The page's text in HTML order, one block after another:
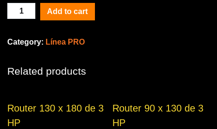
Router
60
90
3
Add to cart
Category: Línea PRO
Related products
Router 130 x 180 de 3
HP
Router 90 x 130 de 3
HP